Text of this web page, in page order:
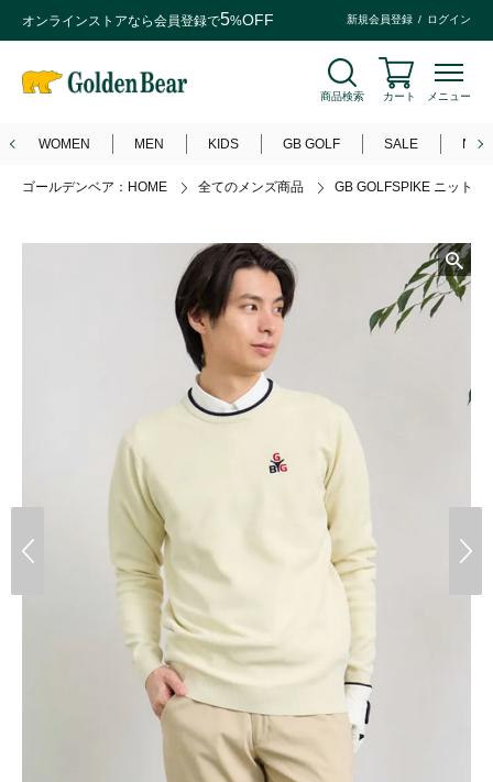
オンラインストアなら会員登録で5%OFF 新規会員登録 ログイン
商品検索 カート メニュー
WOMEN MEN KIDS GB GOLF SALE
ゴールデンベア：HOME 全てのメンズ商品 GB GOLFSPIKE ニット